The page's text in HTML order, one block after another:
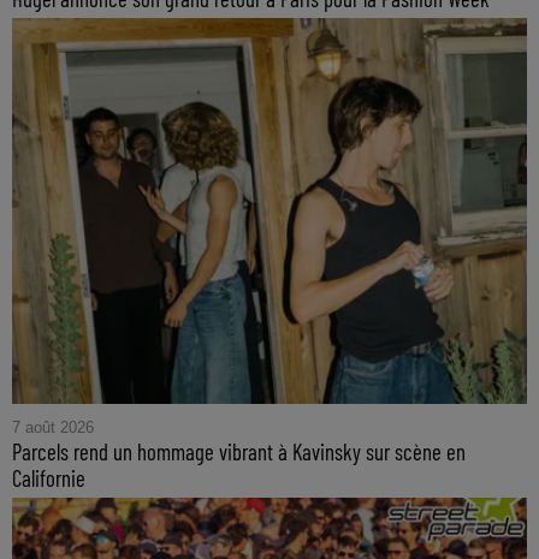
7 août 2026
Parcels rend un hommage vibrant à Kavinsky sur scène en
Californie